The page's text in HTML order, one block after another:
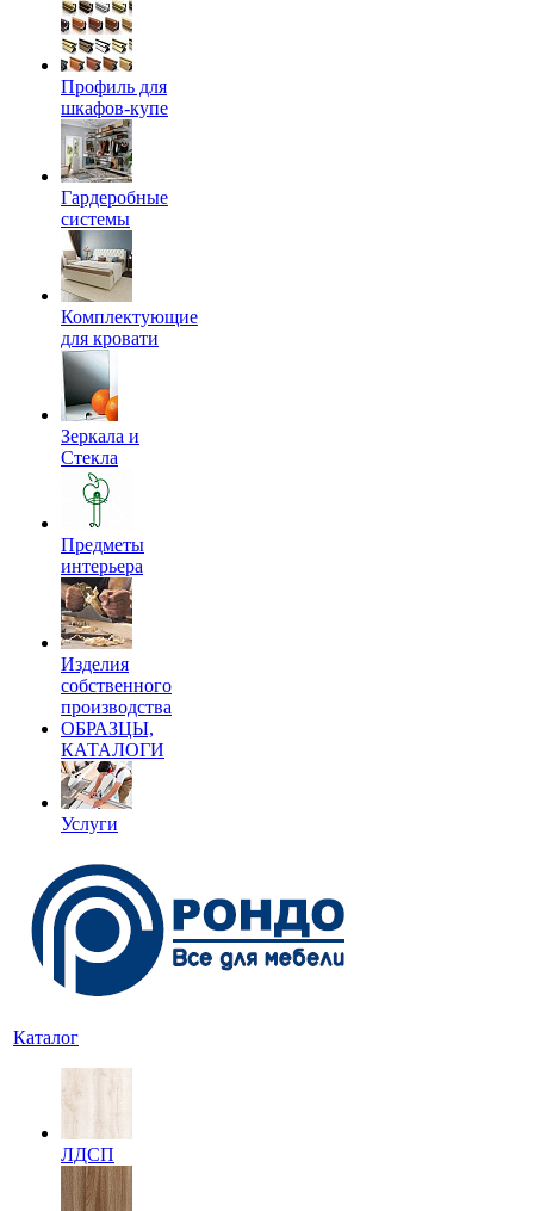
Профиль для
шкафов-купе
Гардеробные
системы
Комплектующие
для кровати
Зеркала и
Стекла
Предметы
интерьера
Изделия
собственного
производства
ОБРАЗЦЫ,
КАТАЛОГИ
Услуги
Каталог
ЛДСП